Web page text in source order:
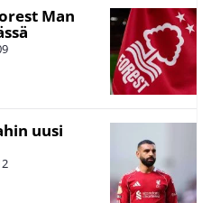
Man
uusi